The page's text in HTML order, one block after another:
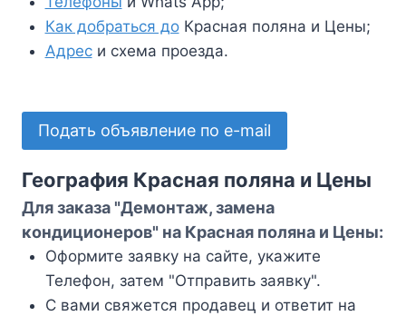
Как добраться доКрасная поляна и Цены;
Адреси схема проезда.
Подать объявление по e-mail
География Красная поляна и Цены
Для заказа "Демонтаж, замена
кондиционеров" на Красная поляна и Цены:
Оформите заявку на сайте, укажите
Телефон, затем "Отправить заявку".
С вами свяжется продавец и ответит на